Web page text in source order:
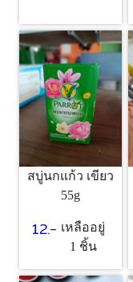
สบู่นกแก้ว เขียว
55g
12.- เหลืออยู่
1 ชิ้น